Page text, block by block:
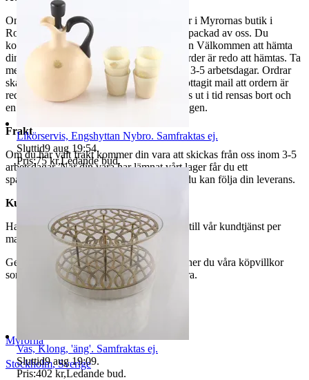
Om du väljer avhämtning hämtas din order i Myrornas butik i
Ropsten, Kolargatan 2 efter den har blivit packad av oss. Du
kommer att få ett separat mail med rubriken Välkommen att hämta
din order på Myrorna i Ropsten! när din order är redo att hämtas. Ta
med legitimation. Hanteringstiden är cirka 3-5 arbetsdagar. Ordrar
ska hämtas senast 7 dagar efter att man mottagit mail att ordern är
redo för avhämtning. Ordrar som ej hämtas ut i tid rensas bort och
en avgift på 84 kr dras av från återbetalningen.
Frakt
Om du har valt frakt kommer din vara att skickas från oss inom 3-5
arbetsdagar. När din vara har lämnat vårt lager får du ett
spårningsnummer av DSV inom kort där du kan följa din leverans.
Kundservice
Har du frågor eller funderingar hör av dig till vår kundtjänst per
mail:
webbshop@myrorna.se.
Genom att buda på våra annonser godkänner du våra köpvillkor
som du hittar på vår infosida här på Tradera.
Myrorna
Stockholm,Sverige
Likörservis, Engshyttan Nybro. Samfraktas ej.
Sluttid9 aug 19:54.
Pris:75 kr,Ledande bud.
Vas, Klong, 'äng'. Samfraktas ej.
Sluttid9 aug 19:09.
Pris:402 kr,Ledande bud.